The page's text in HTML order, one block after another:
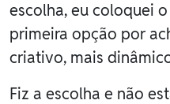
escolha, eu coloquei
primeira opção por
criativo, mais
Fiz a escolha e não